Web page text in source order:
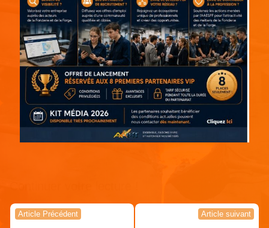
Navigation
Article Précédent Article suivant